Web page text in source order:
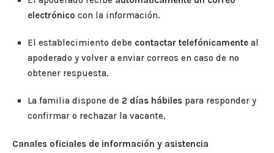
electrónico con la información.
El establecimiento debe contactar telefónicamente al
apoderado y volver a enviar correos en caso de no
obtener respuesta.
La familia dispone de 2 días hábiles para responder y
confirmar o rechazar la vacante.
Canales oficiales de información y asistencia